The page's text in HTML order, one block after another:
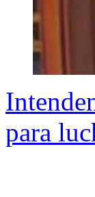
para